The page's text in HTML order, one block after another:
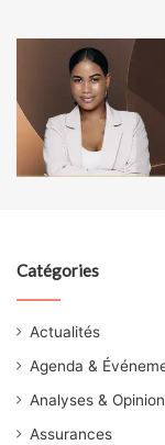
Catégories
Actualités
Agenda &
Analyses &
Assurances